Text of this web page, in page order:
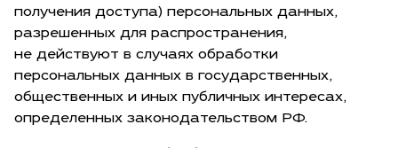
получения доступа) персональных данных,
разрешенных для распространения,
не действуют в случаях обработки
персональных данных в государственных,
общественных и иных публичных интересах,
определенных законодательством РФ.